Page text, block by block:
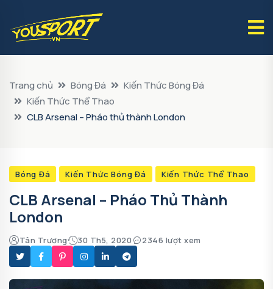
Trang chủ Bóng Đá
Kiến Thức Bóng Đá
Kiến Thức Thể Thao
CLB Arsenal – Pháo thủ thành London
Bóng Đá Kiến Thức Bóng Đá Kiến Thức Thể Thao
CLB Arsenal – Pháo Thủ Thành
London
Tân Trương 30 Th5, 2020 2346 lượt xem